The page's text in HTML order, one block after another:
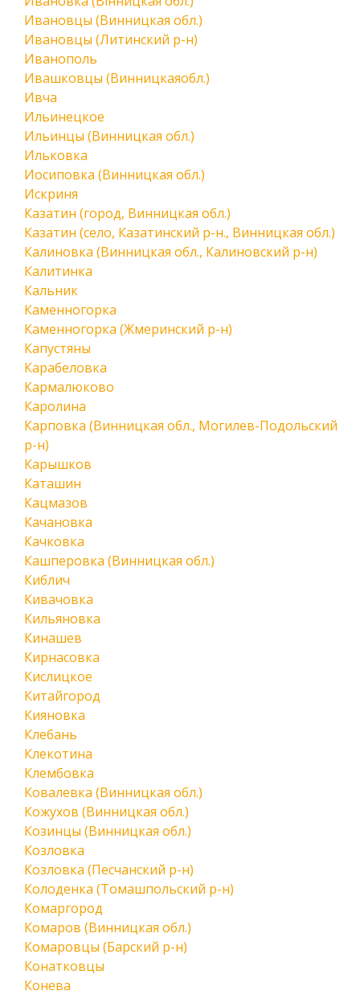
Ивановцы (Винницкая обл.)
Ивановцы (Литинский р-н)
Иванополь
Ивашковцы (Винницкаяобл.)
Ивча
Ильинецкое
Ильинцы (Винницкая обл.)
Ильковка
Иосиповка (Винницкая обл.)
Искриня
Казатин (город, Винницкая обл.)
Казатин (село, Казатинский р-н., Винницкая обл.)
Калиновка (Винницкая обл., Калиновский р-н)
Калитинка
Кальник
Каменногорка
Каменногорка (Жмеринский р-н)
Капустяны
Карабеловка
Кармалюково
Каролина
Карповка (Винницкая обл., Могилев-Подольский
р-н)
Карышков
Каташин
Кацмазов
Качановка
Качковка
Кашперовка (Винницкая обл.)
Киблич
Кивачовка
Кильяновка
Кинашев
Кирнасовка
Кислицкое
Китайгород
Кияновка
Клебань
Клекотина
Клембовка
Ковалевка (Винницкая обл.)
Кожухов (Винницкая обл.)
Козинцы (Винницкая обл.)
Козловка
Козловка (Песчанский р-н)
Колоденка (Томашпольский р-н)
Комаргород
Комаров (Винницкая обл.)
Комаровцы (Барский р-н)
Конатковцы
Конева